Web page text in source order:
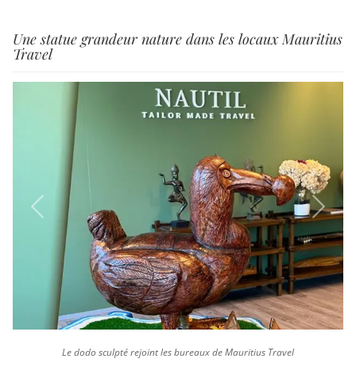
Une statue grandeur nature dans les locaux Mauritius
Travel
Previous Next
Le dodo sculpté rejoint les bureaux de Mauritius Travel